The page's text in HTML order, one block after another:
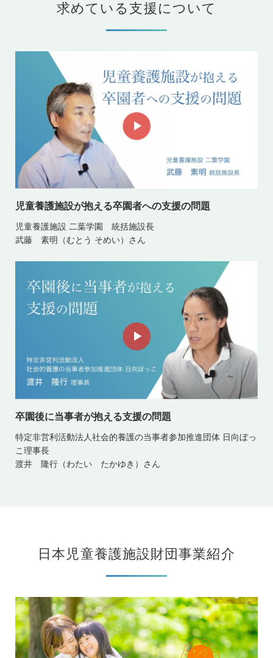
求めている支援について
児童養護施設が抱える卒園者への支援の問題
児童養護施設 二葉学園 統括施設長
武藤 素明（むとう そめい）さん
卒園後に当事者が抱える支援の問題
特定非営利活動法人社会的養護の当事者参加推進団体 日向ぼっ
こ理事長
渡井 隆行（わたい たかゆき）さん
日本児童養護施設財団事業紹介